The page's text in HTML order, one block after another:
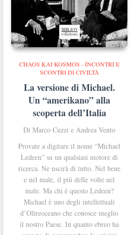
CHAOS KAI KOSMOS - INCONTRI E
SCONTRI DI CIVILTÀ
La versione di Michael.
Un “amerikano” alla
scoperta dell’Italia
Di Marco Cuzzi e Andrea Vento
Provate a digitare il nome “Michael
Ledeen” su un qualsiasi motore di
ricerca. Ne uscirà di tutto. Nel bene
e nel male, il più delle volte nel
male. Ma chi è questo Ledeen?
Michael è uno degli intellettuali
d’Oltreoceano che conosce meglio
il nostro Paese. In quanto ebreo ha